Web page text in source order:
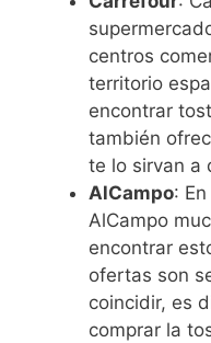
centros
territorio
encontrar
también
te lo sirvan a
AlCampo:
AlCampo
encontrar
ofertas son
coincidir, es
comprar la